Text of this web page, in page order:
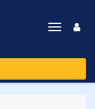
Toggle